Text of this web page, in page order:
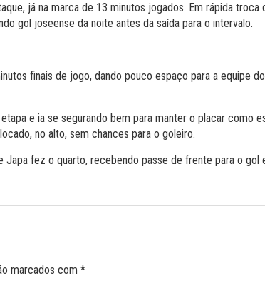
já na marca de 13 minutos jogados. Em rápida
gol joseense da noite antes da saída para o intervalo.
finais de jogo, dando pouco espaço para a equipe
e ia se segurando bem para manter o placar como
no alto, sem chances para o goleiro.
fez o quarto, recebendo passe de frente para o gol
marcados com *